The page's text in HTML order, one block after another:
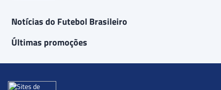
Notícias do Futebol Brasileiro
Últimas promoções